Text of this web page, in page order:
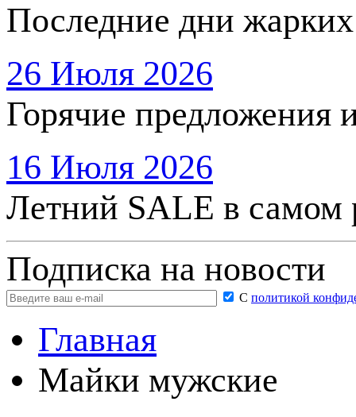
Последние дни
26 Июля 2026
Горячие предложения
16 Июля 2026
Летний SALE в самом
Подписка на новости
С политикой
Главная
Майки мужские